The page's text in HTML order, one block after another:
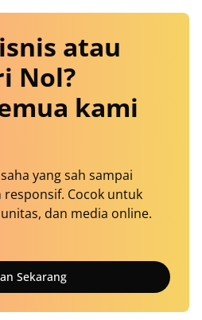
atau
Nol?
kami
yang sah sampai
Cocok untuk
dan media online.
Sekarang